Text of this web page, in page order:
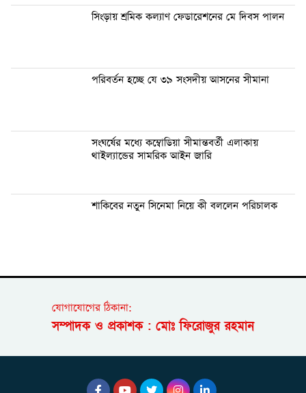
সিংড়ায় শ্রমিক কল্যাণ ফেডারেশনের মে দিবস পালন
পরিবর্তন হচ্ছে যে ৩৯ সংসদীয় আসনের সীমানা
সংঘর্ষের মধ্যে কম্বোডিয়া সীমান্তবর্তী এলাকায়
থাইল্যান্ডের সামরিক আইন জারি
শাকিবের নতুন সিনেমা নিয়ে কী বললেন পরিচালক
যোগাযোগের ঠিকানা:
সম্পাদক ও প্রকাশক : মোঃ ফিরোজুর রহমান